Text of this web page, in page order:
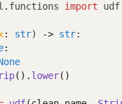
. functions import udf
: str) -> str:
:
(). lower()